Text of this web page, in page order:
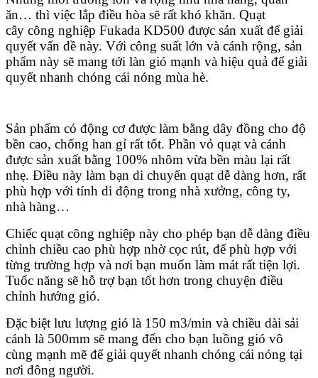
ăn… thì việc lắp điều hòa sẽ rất khó khăn. Quạt
cây công nghiệp Fukada KD500 được sản xuất để giải
quyết vấn đề này. Với công suất lớn và cánh rộng, sản
phẩm này sẽ mang tới làn gió mạnh và hiệu quả để giải
quyết nhanh chóng cái nóng mùa hè.
Sản phẩm có động cơ được làm bằng dây đồng cho độ
bền cao, chống han gỉ rất tốt. Phần vỏ quạt và cánh
được sản xuất bằng 100% nhôm vừa bền màu lại rất
nhẹ. Điều này làm bạn di chuyển quạt dễ dàng hơn, rất
phù hợp với tính di động trong nhà xưởng, công ty,
nhà hàng…
Chiếc quạt công nghiệp này cho phép bạn dễ dàng điều
chỉnh chiều cao phù hợp nhờ cọc rút, để phù hợp với
từng trường hợp và nơi bạn muốn làm mát rất tiện lợi.
Tuốc năng sẽ hỗ trợ bạn tốt hơn trong chuyện điều
chỉnh hướng gió.
Đặc biệt lưu lượng gió là 150 m3/min và chiều dài sải
cánh là 500mm sẽ mang đến cho bạn luồng gió vô
cùng mạnh mẽ để giải quyết nhanh chóng cái nóng tại
nơi đông người.